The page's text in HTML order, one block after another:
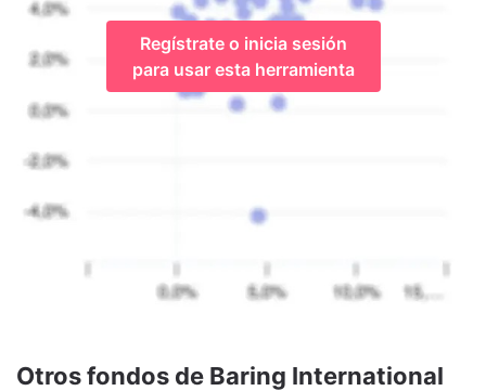
Regístrate o inicia sesión
para usar esta herramienta
Otros fondos de Baring International